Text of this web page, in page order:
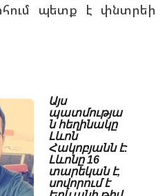
պետք է փնտրեի
Այս
պատմությա
ն հեղինակը
Լևոն
Հակոբյանն է:
Լևոնը 16
տարեկան է,
սովորում է